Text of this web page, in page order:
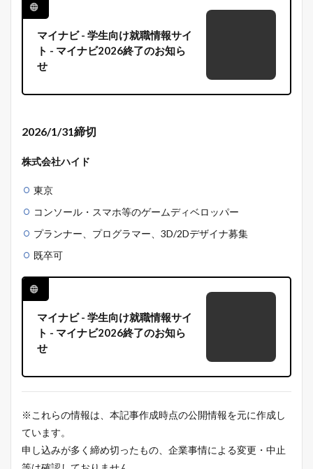
マイナビ - 学生向け就職情報サイ
ト - マイナビ2026終了のお知ら
せ
2026/1/31締切
株式会社ハイド
東京
コンソール・スマホ等のゲームディベロッパー
プランナー、プログラマー、3D/2Dデザイナ募集
既卒可
マイナビ - 学生向け就職情報サイ
ト - マイナビ2026終了のお知ら
せ
※これらの情報は、本記事作成時点の公開情報を元に作成し
ています。
申し込みが多く締め切ったもの、企業事情による変更・中止